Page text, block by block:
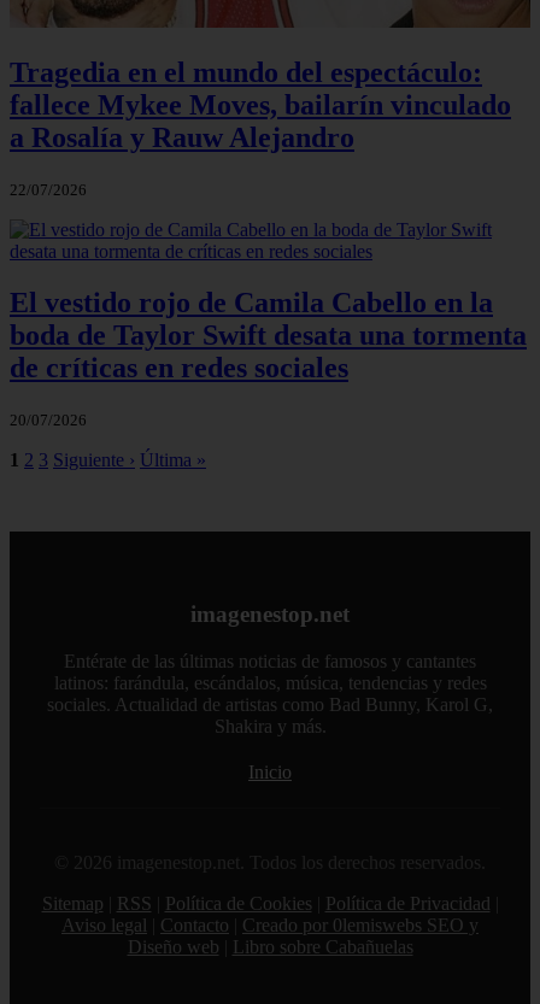
Tragedia en el mundo del espectáculo:
fallece Mykee Moves, bailarín vinculado
a Rosalía y Rauw Alejandro
22/07/2026
El vestido rojo de Camila Cabello en la
boda de Taylor Swift desata una tormenta
de críticas en redes sociales
20/07/2026
1 2 3 Siguiente › Última »
imagenestop.net
Entérate de las últimas noticias de famosos y cantantes
latinos: farándula, escándalos, música, tendencias y redes
sociales. Actualidad de artistas como Bad Bunny, Karol G,
Shakira y más.
Inicio
© 2026 imagenestop.net. Todos los derechos reservados.
Sitemap
RSS Política de Cookies Política de Privacidad
Aviso legal
Contacto
Creado por 0lemiswebs SEO y
Diseño web
Libro sobre Cabañuelas